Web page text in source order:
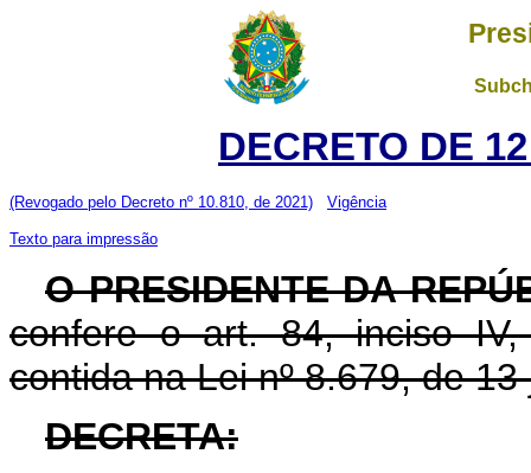
DECRETO DE
(Revogado pelo Decreto nº 10.810, de 2021) Vigência
Texto para impressão
O PRESIDENTE DA
confere o art. 84, inciso
contida na Lei nº 8.679, de
DECRETA: